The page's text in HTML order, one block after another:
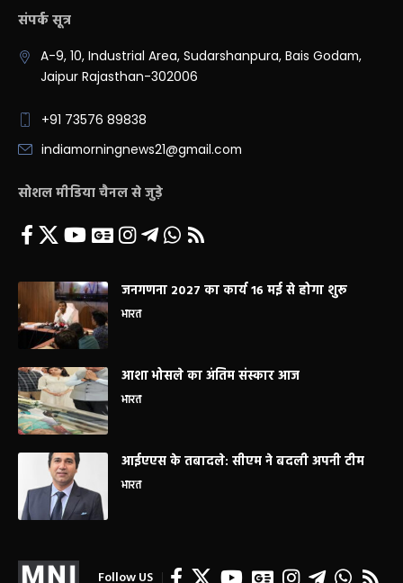
संपर्क सूत्र
A-9, 10, Industrial Area, Sudarshanpura, Bais Godam,
Jaipur Rajasthan-302006
+91 73576 89838
indiamorningnews21@gmail.com
सोशल मीडिया चैनल से जुड़े
जनगणना 2027 का कार्य 16 मई से होगा शुरू
भारत
आशा भोसले का अंतिम संस्कार आज
भारत
आईएएस के तबादले: सीएम ने बदली अपनी टीम
भारत
Follow US